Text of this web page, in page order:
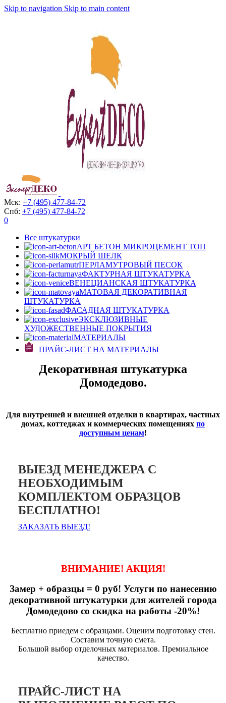
Skip to navigation Skip to main content
Мск: +7 (495) 477-84-72
Спб: +7 (495) 477-84-72
0
Все штукатурки
АРТ БЕТОН МИКРОЦЕМЕНТ ТОП
МОКРЫЙ ШЕЛК
ПЕРЛАМУТРОВЫЙ ПЕСОК
ФАКТУРНАЯ ШТУКАТУРКА
ВЕНЕЦИАНСКАЯ ШТУКАТУРКА
МАТОВАЯ ДЕКОРАТИВНАЯ
ШТУКАТУРКА
ФАСАДНАЯ ШТУКАТУРКА
ЭКСКЛЮЗИВНЫЕ
ХУДОЖЕСТВЕННЫЕ ПОКРЫТИЯ
МАТЕРИАЛЫ
ПРАЙС-ЛИСТ НА МАТЕРИАЛЫ
Декоративная штукатурка
Домодедово.
Для внутренней и внешней отделки в квартирах, частных
домах, коттеджах и коммерческих помещениях по
доступным ценам!
ВЫЕЗД МЕНЕДЖЕРА С
НЕОБХОДИМЫМ
КОМПЛЕКТОМ ОБРАЗЦОВ
БЕСПЛАТНО!
ЗАКАЗАТЬ ВЫЕЗД!
ВНИМАНИЕ! АКЦИЯ!
Замер + образцы = 0 руб! Услуги по нанесению
декоративной штукатурки для жителей города
Домодедово со скидка на работы -20%!
Бесплатно приедем с образцами. Оценим подготовку стен.
Составим точную смета.
Большой выбор отделочных материалов. Премиальное
качество.
ПРАЙС-ЛИСТ НА